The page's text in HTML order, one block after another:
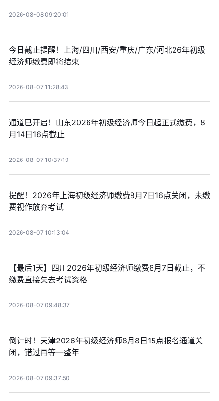
2026-08-08 09:20:01
今日截止提醒！上海/四川/西安/重庆/广东/河北26年初级
经济师缴费即将结束
2026-08-07 11:28:43
通道已开启！山东2026年初级经济师今日起正式缴费，8
月14日16点截止
2026-08-07 10:37:19
提醒！2026年上海初级经济师缴费8月7日16点关闭，未缴
费视作放弃考试
2026-08-07 10:13:04
【最后1天】四川2026年初级经济师缴费8月7日截止，不
缴费直接失去考试资格
2026-08-07 09:48:37
倒计时！天津2026年初级经济师8月8日15点报名通道关
闭，错过再等一整年
2026-08-07 09:37:50